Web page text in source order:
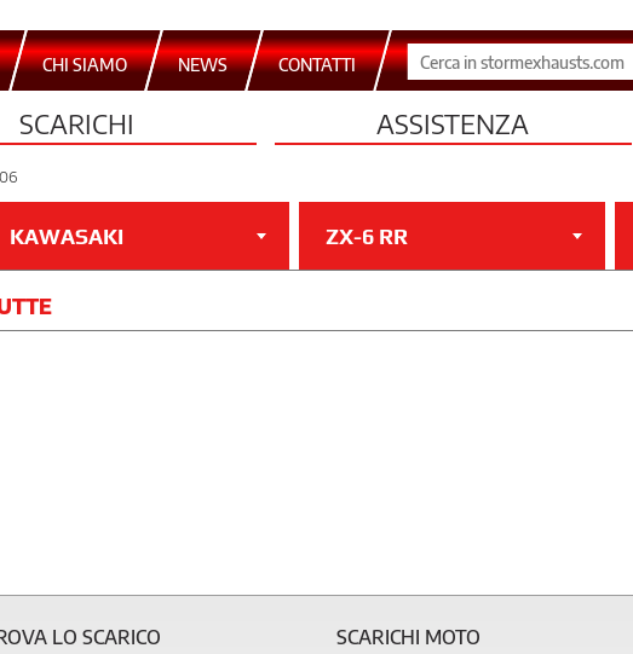
CHI SIAMO NEWS CONTATTI
SCARICHI ASSISTENZA
KAWASAKI ZX-6 RR
LO SCARICO
SCARICHI MOTO